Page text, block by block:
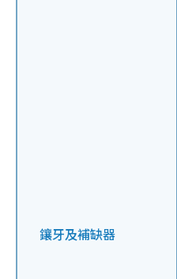
鑲牙及補缺器